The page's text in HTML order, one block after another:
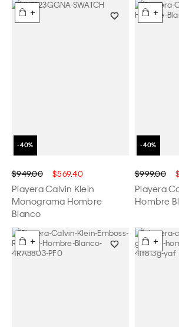
+
$949.00 $569.40
Playera Calvin Klein
Monograma Hombre
Blanco
+
$999.00
Playera
Hombre
+ +